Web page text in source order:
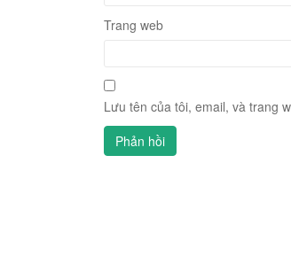
Trang web
Lưu tên của tôi, email, và trang